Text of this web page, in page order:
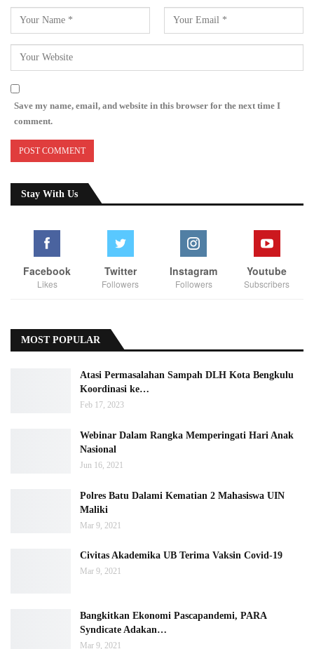
Save my name, email, and website in this browser for the next time I
comment.
Stay With Us
Facebook
Likes
Twitter
Followers
Instagram
Followers
Youtube
Subscribers
MOST POPULAR
Atasi Permasalahan Sampah DLH Kota Bengkulu
Koordinasi ke…
Feb 17, 2023
Webinar Dalam Rangka Memperingati Hari Anak
Nasional
Jun 16, 2021
Polres Batu Dalami Kematian 2 Mahasiswa UIN
Maliki
Mar 9, 2021
Civitas Akademika UB Terima Vaksin Covid-19
Mar 9, 2021
Bangkitkan Ekonomi Pascapandemi, PARA
Syndicate Adakan…
Mar 9, 2021